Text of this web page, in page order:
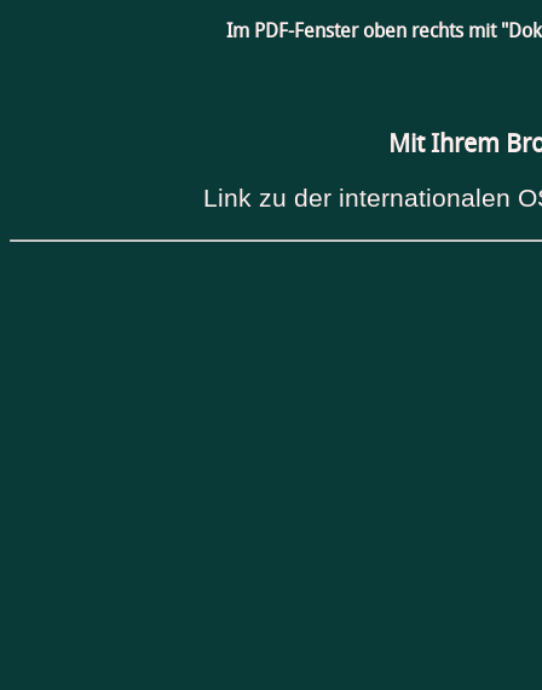
Im PDF-Fenster oben rechts mit
Mit Ihrem
Link zu der internationalen